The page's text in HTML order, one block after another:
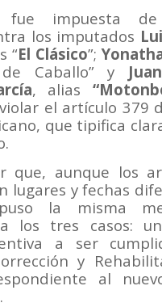
fue impuesta de
los imputados
“El Clásico”;
Caballo” y
, alias
el artículo 379
que tipifica
que, aunque los
lugares y fechas
la misma
los tres casos:
a ser
y
al